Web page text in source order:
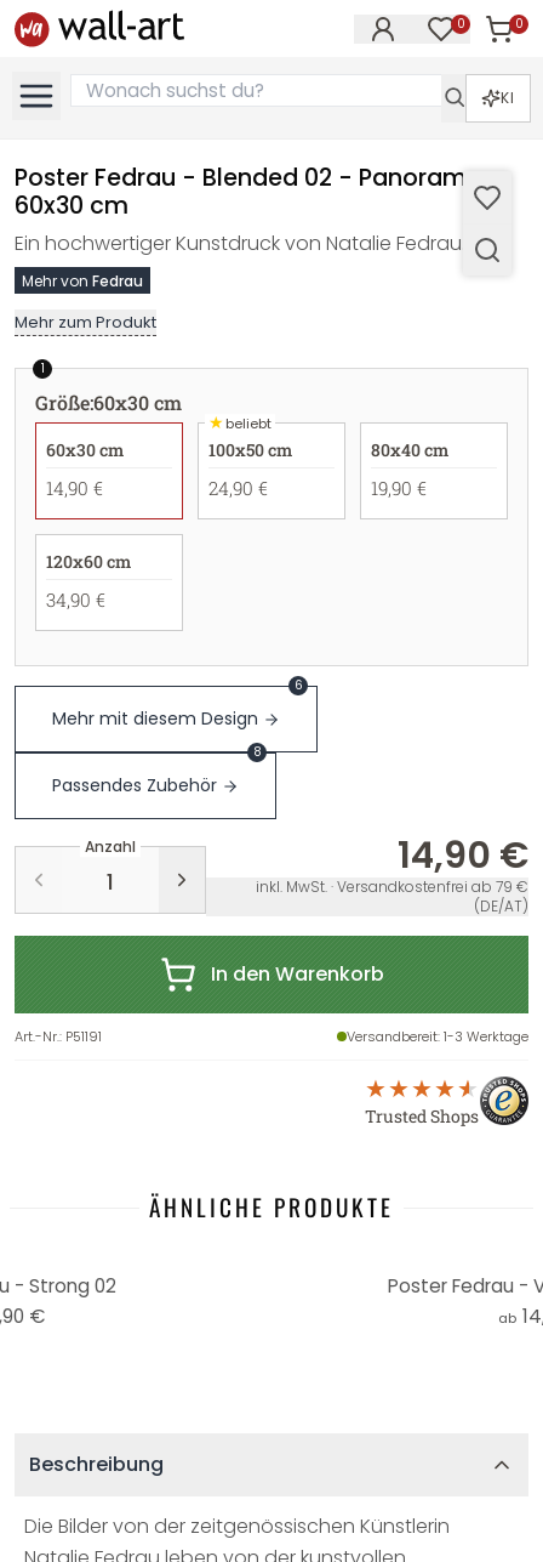
0 0
KI
Poster Fedrau - Blended 02 - Panorama -
60x30 cm
Ein hochwertiger Kunstdruck von Natalie Fedrau.
Mehr von Fedrau
Mehr zum Produkt
1
Größe:60x30 cm
60x30 cm
14,90 €
★beliebt
100x50 cm
24,90 €
80x40 cm
19,90 €
120x60 cm
34,90 €
Mehr mit diesem Design
6
Passendes Zubehör
8
Anzahl 14,90 €
inkl. MwSt. · Versandkostenfrei ab 79 €
(DE/AT)
In den Warenkorb
Art.-Nr.: P51191 Versandbereit: 1-3 Werktage
Trusted Shops
ÄHNLICHE PRODUKTE
- Strong 02
€
Poster Fedrau -
ab
Beschreibung
Die Bilder von der zeitgenössischen Künstlerin